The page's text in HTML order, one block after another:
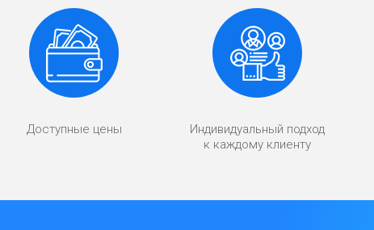
Доступные цены
Индивидуальный подход
к каждому клиенту